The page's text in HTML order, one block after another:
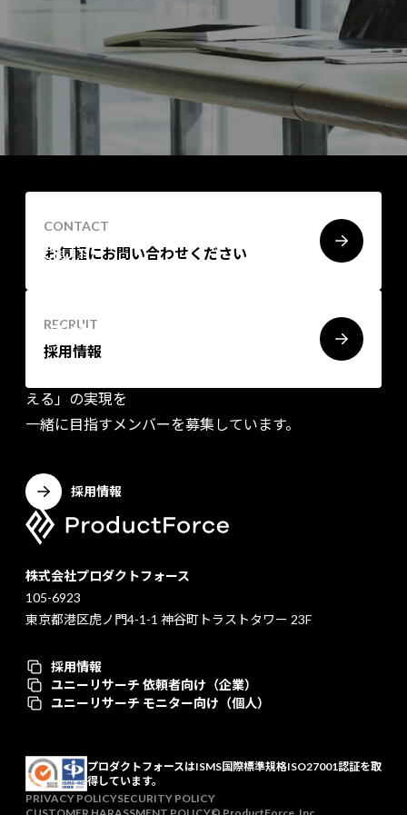
RECRUIT
社会を変えるプロダクトを一緒に
りませんか？
える」の実現を
一緒に目指すメンバーを募集しています。
採用情報
CONTACT
お気軽にお問い合わせください
RECRUIT
採用情報
株式会社プロダクトフォース
105-6923
東京都港区虎ノ門4-1-1 神谷町トラストタワー 23F
採用情報
ユニーリサーチ 依頼者向け（企業）
ユニーリサーチ モニター向け（個人）
プロダクトフォースはISMS国際標準規格ISO27001認証を取
得しています。
PRIVACY POLICYSECURITY POLICY